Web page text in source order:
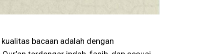
bacaan adalah dengan